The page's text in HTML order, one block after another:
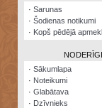
Šodienas
notikumi
Visatcera
almanahs
· Sarunas
· Šodienas notikumi
· Kopš pēdējā
NODERĪGI
· Sākumlapa
· Noteikumi
· Glabātava
· Dzīvnieks